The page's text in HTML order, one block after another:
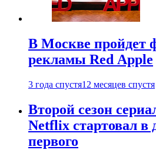
В Москве пройдет
рекламы Red Apple
3 года спустя12 месяцев спустя
Второй сезон
Netflix стартовал в
первого